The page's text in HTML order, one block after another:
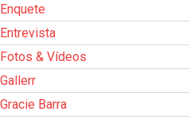
Enquete
Entrevista
Fotos & Vídeos
Gallerr
Gracie Barra